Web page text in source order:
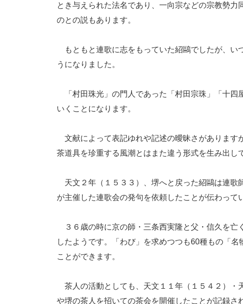
とき与えられた法名であり、一向宗などの宗教勢
のとの説もあります。
もともと連歌に志をもっていた紹鷗でしたが、い
うになりました。
「村田珠光」の門人であった「村田宗珠」「十四
いくことになります。
文献によって表記ゆれや記述の曖昧さがあります
茶道具を珍重する風潮とはまた違う形式を生み出し
天文２年（１５３３）、堺へと戻った紹鷗は連歌
が主催した連歌会の発句を依頼したことが伝わって
３６歳の時に京の師・三条西実隆と父・信久を亡
したようです。「わび」を求めつつも60種もの「
ことができます。
茶人の活動としても、天文１１年（１５４２）・
や堺の茶人を招いての茶会を開催したことが記録さ